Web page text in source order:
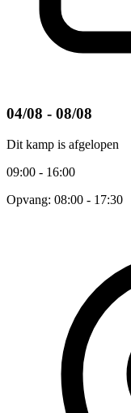
04/08 - 08/08
Dit kamp is afgelopen
09:00 - 16:00
Opvang: 08:00 - 17:30